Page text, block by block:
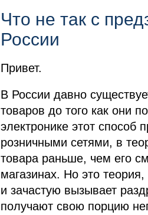
Что не так с
России
Привет.
В России давно
товаров до того как они
электронике этот способ
розничными сетями, в
товара раньше, чем его
магазинах. Но это
и зачастую вызывает
получают свою порцию